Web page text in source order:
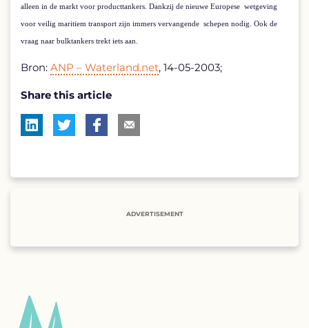
alleen in de markt voor producttankers. Dankzij de nieuwe Europese wetgeving
voor veilig maritiem transport zijn immers vervangende schepen nodig. Ook de
vraag naar bulktankers trekt iets aan.
Bron: ANP – Waterland.net, 14-05-2003;
Share this article
ADVERTISEMENT